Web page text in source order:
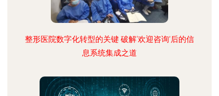
整形医院数字化转型的关键 破解‘欢迎咨询’后的信
息系统集成之道